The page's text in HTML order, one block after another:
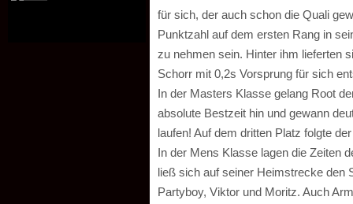
für sich, der auch schon die Quali
Punktzahl auf dem ersten Rang in
zu nehmen sein. Hinter ihm lieferten
Schorr mit 0,2s Vorsprung für sich
In der Masters Klasse gelang Root
absolute Bestzeit hin und gewann
laufen! Auf dem dritten Platz folgte
In der Mens Klasse lagen die Zeiten
ließ sich auf seiner Heimstrecke den
Partyboy, Viktor und Moritz. Auch